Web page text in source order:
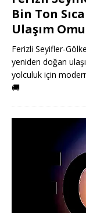
Bin Ton
Ulaşım
Ferizli Seyifler-
yeniden doğan
yolculuk için
🚚